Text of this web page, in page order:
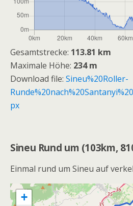
Gesamtstrecke: 113.81 km
Maximale Höhe: 234 m
Download file: Sineu%20Roller-
px
Sineu Rund um (103km,
Einmal rund um Sineu auf
+